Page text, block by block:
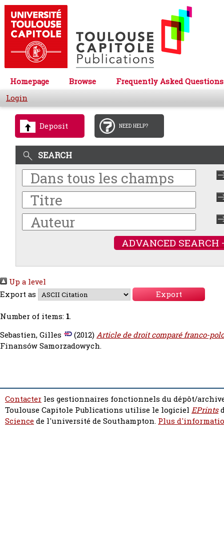
Homepage Browse
Frequently Asked Questions
Login
Deposit NEED HELP?
SEARCH
ADVANCED SEARCH
Up a level
Export as
Number of items: 1.
Sebastien, Gilles
(2012)Article de droit comparé franco-
Finansów Samorzadowych.
Contacter les gestionnaires fonctionnels du dépôt/
Toulouse Capitole Publications utilise le logiciel EPrints
Sciencede l'université de Southampton. Plus